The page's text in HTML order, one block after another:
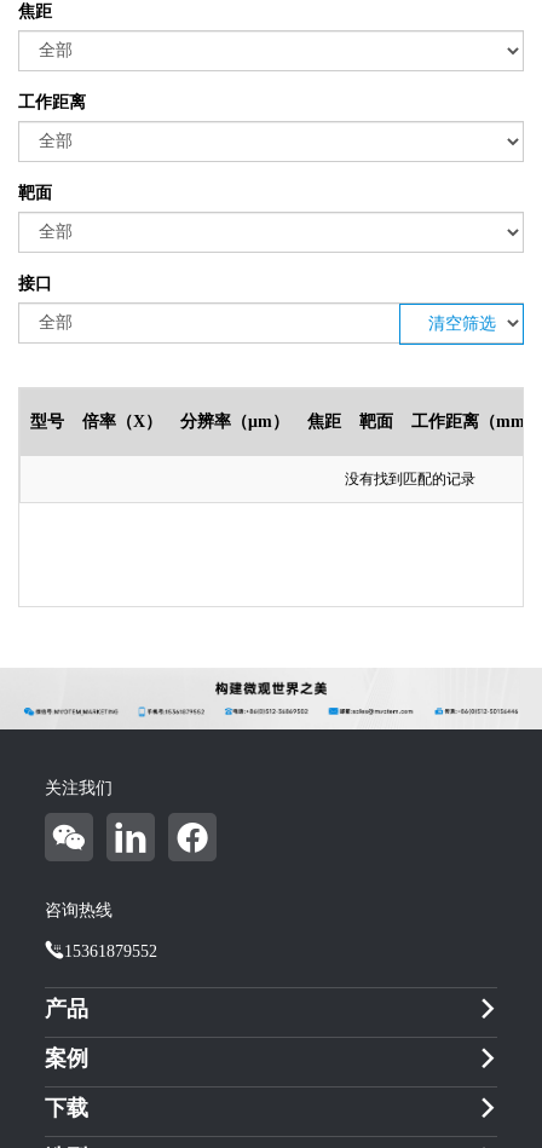
焦距
工作距离
靶面
接口
清空筛选
型号 倍率（X） 分辨率（μm） 焦距 靶面 工作距离（mm）
没有找到匹配的记录
关注我们
咨询热线
15361879552
产品
案例
下载